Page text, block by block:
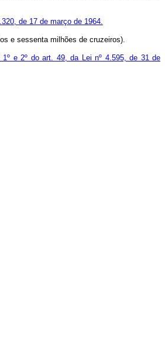
de 17 de março de 1964.
e sessenta milhões de cruzeiros).
1º e 2º do art. 49, da Lei nº 4.595, de 31 de